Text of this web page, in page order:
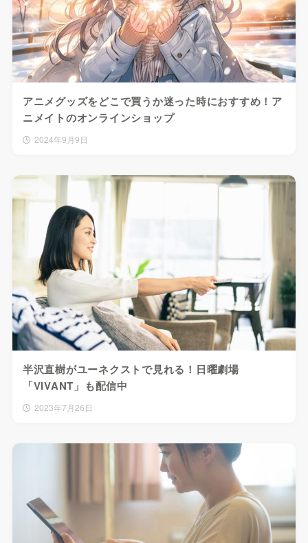
アニメグッズをどこで買うか迷った時におすすめ！ア
ニメイトのオンラインショップ
2024年9月9日
半沢直樹がユーネクストで見れる！日曜劇場
「VIVANT」も配信中
2023年7月26日